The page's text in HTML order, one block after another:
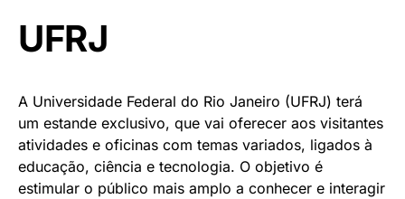
UFRJ
A Universidade Federal do Rio Janeiro (UFRJ) terá
um estande exclusivo, que vai oferecer aos visitantes
atividades e oficinas com temas variados, ligados à
educação, ciência e tecnologia. O objetivo é
estimular o público mais amplo a conhecer e interagir